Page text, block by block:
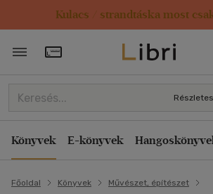
Kulacs / strandtáska most
Törzsvásárlói Kártya adatai
Könyvek E-könyvek
Főoldal Könyvek
Művészet, építészet